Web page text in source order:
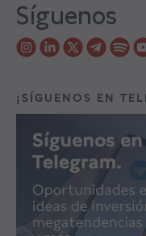
Síguenos
¡SÍGUENOS EN